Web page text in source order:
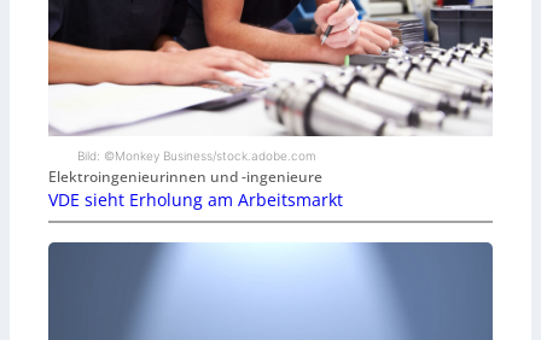
Bild: ©Monkey Business/stock.adobe.com
Elektroingenieurinnen und -ingenieure
VDE sieht Erholung am Arbeitsmarkt